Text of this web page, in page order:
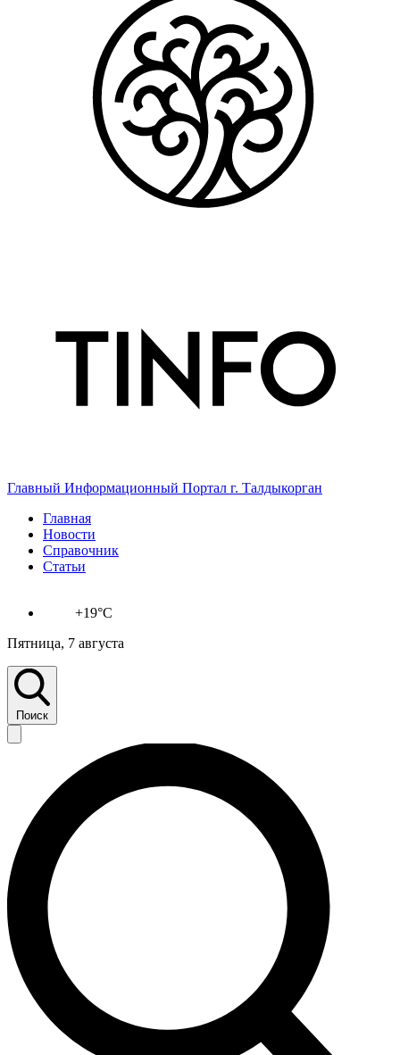
Главный Информационный Портал г. Талдыкорган
Главная
Новости
Справочник
Статьи
+19°C
Пятница, 7 августа
Поиск